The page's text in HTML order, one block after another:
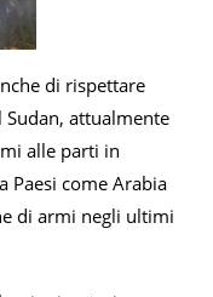
di rispettare
Sudan, attualmente
alle parti in
Paesi come Arabia
di armi negli ultimi